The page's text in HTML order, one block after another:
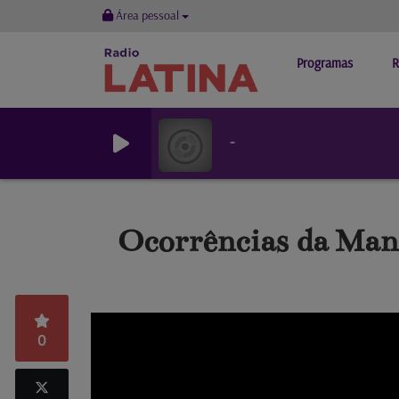
Área pessoal
Programas
-
Ocorrências da
0